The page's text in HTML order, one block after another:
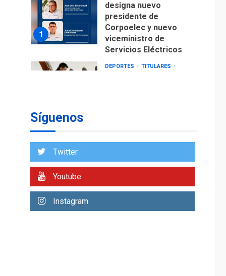
1
designa nuevo
presidente de
Corpoelec y nuevo
viceministro de
Servicios Eléctricos
DEPORTES
TITULARES
3
Funsone benefició a
entrega de lentes
pueden llevar a
Síguenos
Twitter
Youtube
Instagram